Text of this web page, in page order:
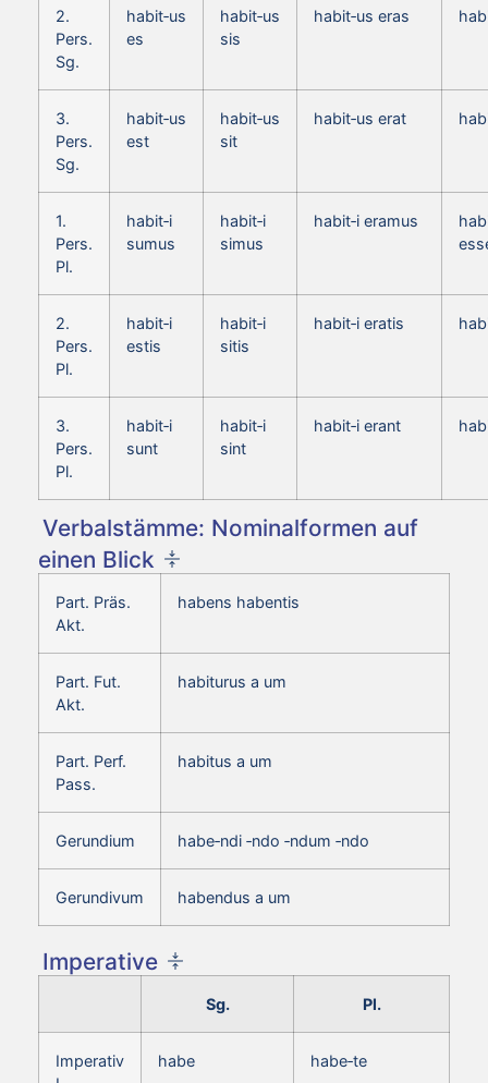
2.
Pers.
Sg.
habit‑us
es
habit‑us
sis
habit‑us eras
3.
Pers.
Sg.
habit‑us
est
habit‑us
sit
habit‑us erat
1.
Pers.
Pl.
habit‑i
sumus
habit‑i
simus
habit‑i eramus
2.
Pers.
Pl.
habit‑i
estis
habit‑i
sitis
habit‑i eratis
3.
Pers.
Pl.
habit‑i
sunt
habit‑i
sint
habit‑i erant
Verbalstämme: Nominalformen auf
einen Blick
Part. Präs.
Akt.
habens habentis
Part. Fut.
Akt.
habiturus a um
Part. Perf.
Pass.
habitus a um
Gerundium habe‑ndi ‑ndo ‑ndum ‑ndo
Gerundivum habendus a um
Imperative
Sg. Pl.
Imperativ
habe habe‑te